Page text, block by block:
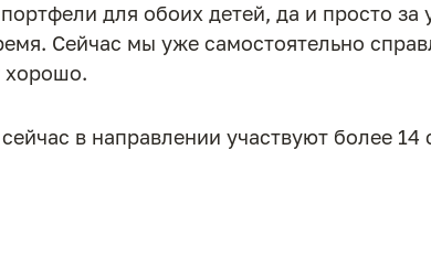
для обоих детей, да и просто
Сейчас мы уже самостоятельно
хорошо.
в направлении участвуют более